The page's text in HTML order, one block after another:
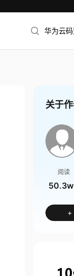
华为云
关于
阅读
+